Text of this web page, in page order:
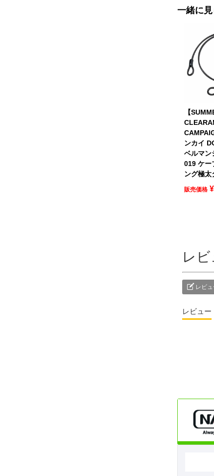
一緒に
【
ンカイ
ベルマン
019 ケー
ング極太
販売価格 ¥
レ
レビ
レビュー